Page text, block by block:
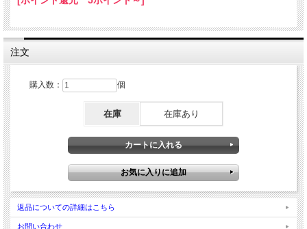
注文
購入数： 個
在庫 在庫あり
返品についての詳細はこちら
お問い合わせ